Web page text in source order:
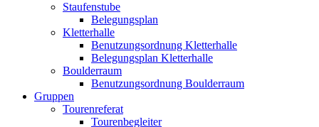
Staufenstube
Belegungsplan
Kletterhalle
Benutzungsordnung Kletterhalle
Belegungsplan Kletterhalle
Boulderraum
Benutzungsordnung Boulderraum
Gruppen
Tourenreferat
Tourenbegleiter